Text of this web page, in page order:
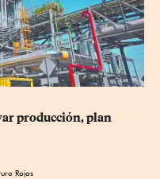
producción, plan
Rojas